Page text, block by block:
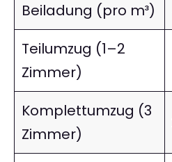
Beiladung (pro m³)
Teilumzug (1–2
Zimmer)
Komplettumzug (3
Zimmer)